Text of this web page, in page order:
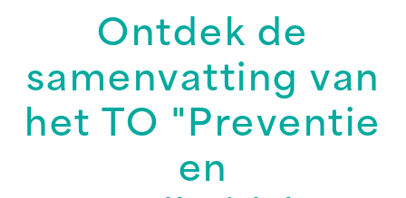
Ontdek de
samenvatting van
het TO "Preventie
en